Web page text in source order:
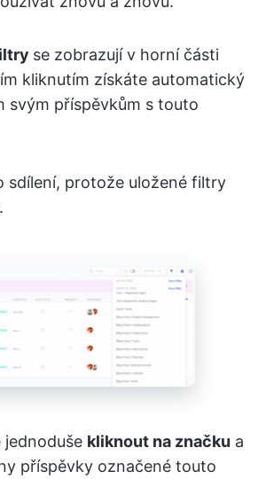
se zobrazují v horní části
kliknutím získáte automatický
svým příspěvkům s touto
sdílení, protože uložené filtry
jednoduše kliknout na značku a
příspěvky označené touto